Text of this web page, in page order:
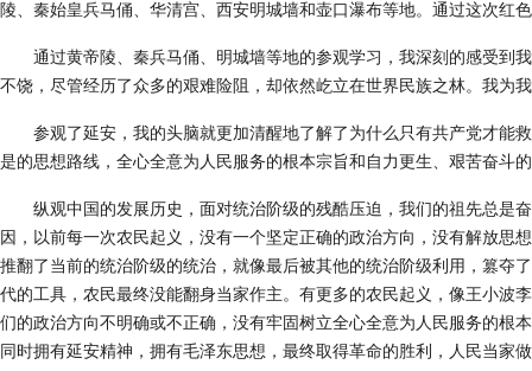
陵、 秦始皇兵马俑、华清宫、 西安明城墙和壶口瀑布等地。 通过这次红
通过黄帝陵、秦兵马俑、明城墙等地的参观学习 ， 我深刻的感受到
不饶，尽管经历了众多的艰难险阻，却依然屹立在世界民族之林。我为
参观了 延安， 我的头脑就更加清醒地了解了为什么只有共产党才能
是的思想路线，全心全意为人民服务的根本宗旨和自力更生、艰苦奋斗
纵观中国的发展历史，面对统治阶级的残酷压迫，我们的祖先总是
因，以前每一次农民起义，没有一个坚定正确的政治方向，没有解放
推翻了当前的统治阶级的统治，就像最后被其他的统治阶级利用，篡夺
代的工具，农民最终没能翻身当家作主。有更多的农民起义，像王小波
们的政治方向不明确或不正确，没有牢固树立全心全意为人民服务的根
同时拥有延安精神，拥有毛泽东思想，最终取得革命的胜利，人民当家